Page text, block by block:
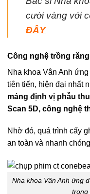
cười vàng với
ĐÂY
Công nghệ trồng
Nha khoa Vân Anh
tiên tiến, hiện đại nhất
máng định vị phẫu
Scan 5D, công nghệ
Nhờ đó, quá trình cấy
an toàn và nhanh
Nha khoa Vân Anh ứng
trong